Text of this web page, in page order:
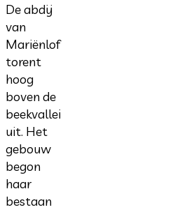
De abdij
van
Mariënlof
torent
hoog
boven de
beekvallei
uit. Het
gebouw
begon
haar
bestaan